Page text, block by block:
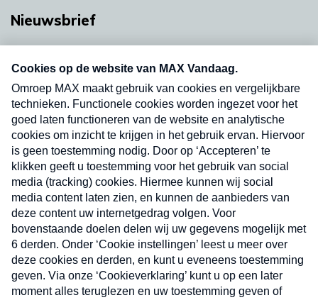
Nieuwsbrief
nieuwsbrief. Elke vrijdag- en dinsdagochtend in
uw mailbox.
Verzend
Nieuwsbrief
Neem hier een gratis abonnement op onze